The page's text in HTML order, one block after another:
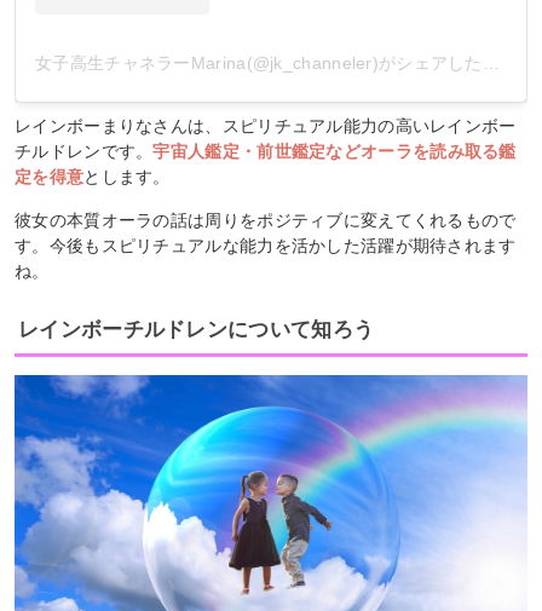
女子高生チャネラーMarina(@jk_channeler)がシェアした投稿
レインボーまりなさんは、スピリチュアル能力の高いレインボー
チルドレンです。宇宙人鑑定・前世鑑定などオーラを読み取る鑑
定を得意とします。
彼女の本質オーラの話は周りをポジティブに変えてくれるもので
す。今後もスピリチュアルな能力を活かした活躍が期待されます
ね。
レインボーチルドレンについて知ろう